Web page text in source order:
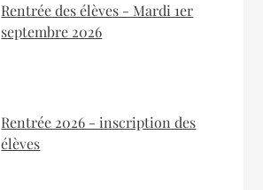
Rentrée des élèves - Mardi 1er
septembre 2026
Rentrée 2026 - inscription des
élèves